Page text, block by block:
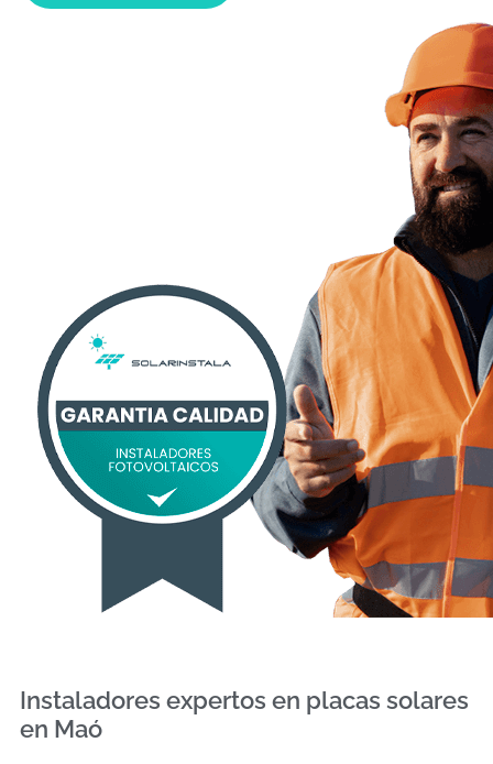
Instaladores expertos en placas solares
en Maó